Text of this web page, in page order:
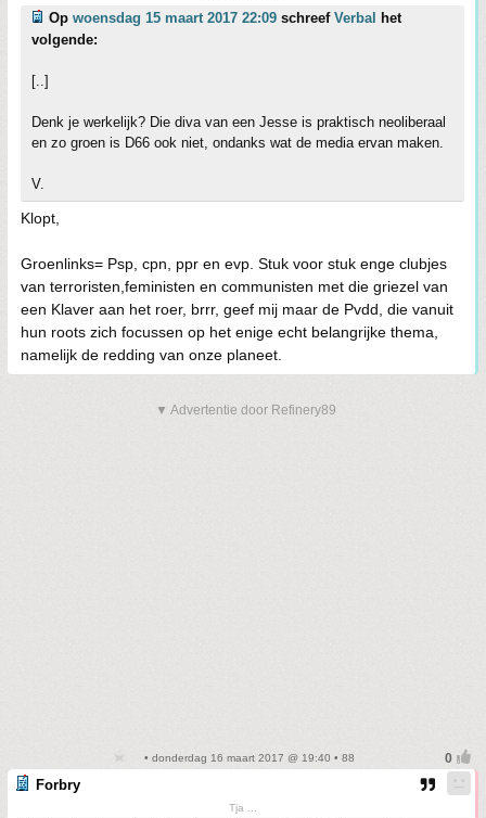
Op woensdag 15 maart 2017 22:09 schreef Verbal het
volgende:
[..]
Denk je werkelijk? Die diva van een Jesse is praktisch neoliberaal
en zo groen is D66 ook niet, ondanks wat de media ervan maken.
V.
Klopt,
Groenlinks= Psp, cpn, ppr en evp. Stuk voor stuk enge clubjes
van terroristen,feministen en communisten met die griezel van
een Klaver aan het roer, brrr, geef mij maar de Pvdd, die vanuit
hun roots zich focussen op het enige echt belangrijke thema,
namelijk de redding van onze planeet.
▼ Advertentie door Refinery89
• donderdag 16 maart 2017 @ 19:40 • 88
Forbry
Tja ...